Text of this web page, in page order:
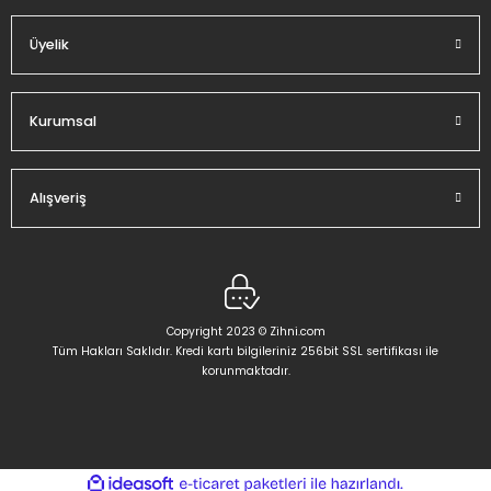
Üyelik
Kurumsal
Alışveriş
Copyright 2023 © Zihni.com
Tüm Hakları Saklıdır. Kredi kartı bilgileriniz 256bit SSL sertifikası ile
korunmaktadır.
ideasoft e-